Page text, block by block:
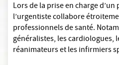
Lors de la prise en charge
l’urgentiste collabore
professionnels de santé.
généralistes, les cardiologues,
réanimateurs et les infirmiers